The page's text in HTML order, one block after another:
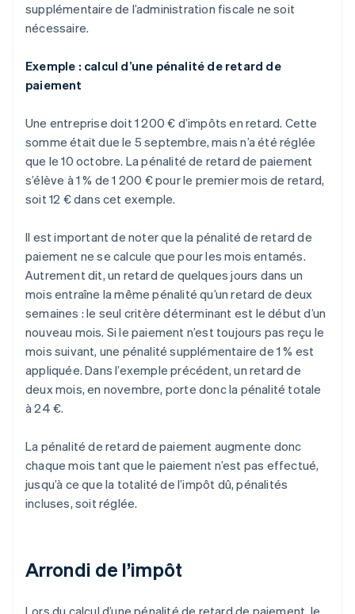
supplémentaire de l’administration fiscale ne soit
nécessaire.
Exemple : calcul d’une pénalité de retard de
paiement
Une entreprise doit 1 200 € d’impôts en retard. Cette
somme était due le 5 septembre, mais n’a été réglée
que le 10 octobre. La pénalité de retard de paiement
s’élève à 1 % de 1 200 € pour le premier mois de retard,
soit 12 € dans cet exemple.
Il est important de noter que la pénalité de retard de
paiement ne se calcule que pour les mois entamés.
Autrement dit, un retard de quelques jours dans un
mois entraîne la même pénalité qu’un retard de deux
semaines : le seul critère déterminant est le début d’un
nouveau mois. Si le paiement n’est toujours pas reçu le
mois suivant, une pénalité supplémentaire de 1 % est
appliquée. Dans l’exemple précédent, un retard de
deux mois, en novembre, porte donc la pénalité totale
à 24 €.
La pénalité de retard de paiement augmente donc
chaque mois tant que le paiement n’est pas effectué,
jusqu’à ce que la totalité de l’impôt dû, pénalités
incluses, soit réglée.
Arrondi de l’impôt